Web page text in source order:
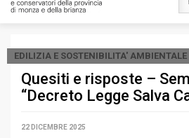
EDILIZIA E SOSTENIBILITA' AMBIENTALE
Quesiti e risposte –
“Decreto Legge Salva
22 DICEMBRE 2025